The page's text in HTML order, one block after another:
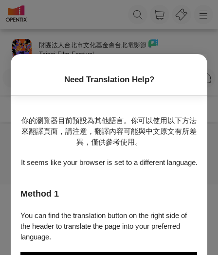
Need Translation Help?
你的瀏覽器目前預設為其他語言。你可以使用以下方法
來翻譯頁面，請注意，翻譯內容可能與中文原文有所差
異，僅供參考使用。
It seems like your browser is set to a different language.
Method 1
You can find the translation button on the right side of
the header to translate the page into your preferred
language.
財團法人台北市文化基金會台北電影節
Taipei Film Festival
訂閱